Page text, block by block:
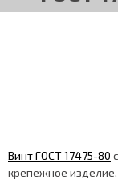
Винт ГОСТ 17475-80
крепежное